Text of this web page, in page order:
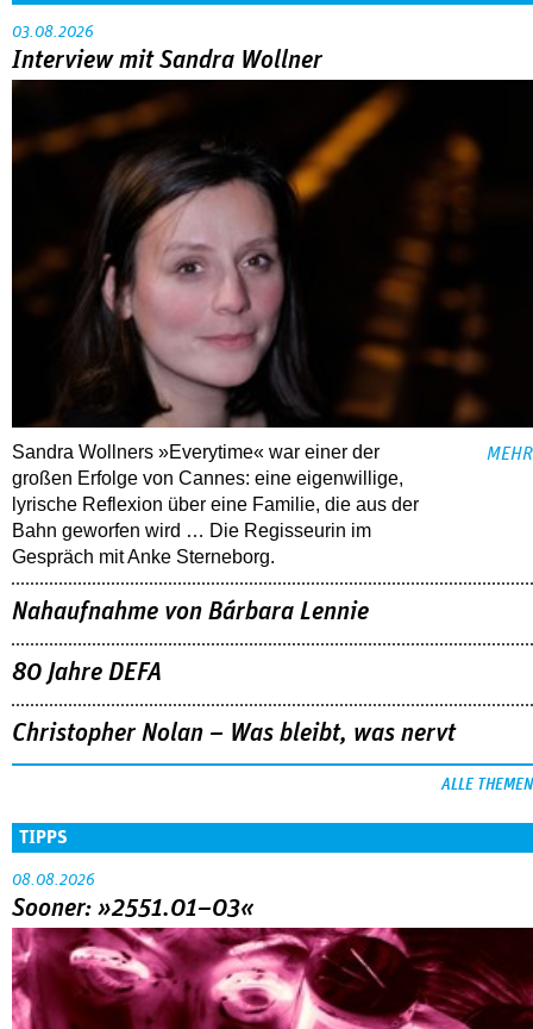
03.08.2026
Interview mit Sandra Wollner
Sandra Wollners »Everytime« war einer der
großen Erfolge von Cannes: eine eigenwillige,
lyrische Reflexion über eine ­Familie, die aus der
Bahn geworfen wird … Die Regisseurin im
Gespräch mit Anke Sterneborg.
MEHR
Nahaufnahme von Bárbara Lennie
80 Jahre DEFA
Christopher Nolan – Was bleibt, was nervt
ALLE THEMEN
TIPPS
08.08.2026
Sooner: »2551.01–03«